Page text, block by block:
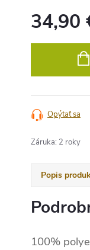
34,90
Opýtať sa
Záruka: 2 roky
Popis
100%